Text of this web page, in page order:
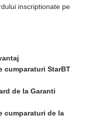
inscriptionate pe
cumparaturi StarBT
de la Garanti
cumparaturi de la